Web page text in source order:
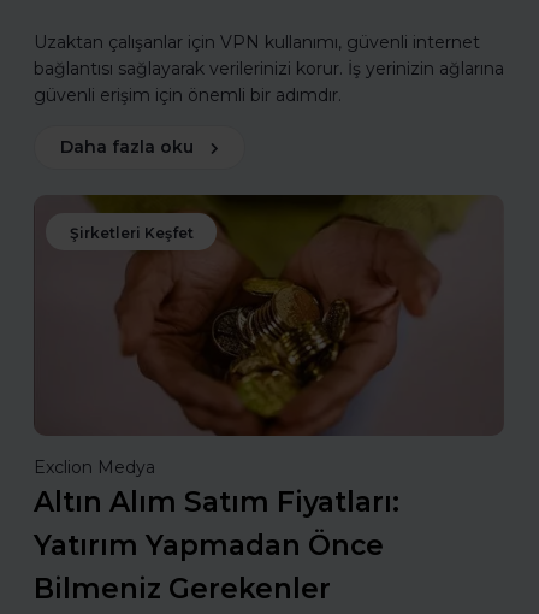
Uzaktan çalışanlar için VPN kullanımı, güvenli internet
bağlantısı sağlayarak verilerinizi korur. İş yerinizin ağlarına
güvenli erişim için önemli bir adımdır.
Daha fazla oku
Şirketleri Keşfet
Exclion Medya
Altın Alım Satım Fiyatları:
Yatırım Yapmadan Önce
Bilmeniz Gerekenler